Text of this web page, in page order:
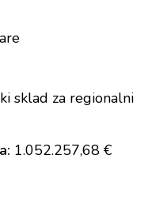
sklad za regionalni
1.052.257,68 €